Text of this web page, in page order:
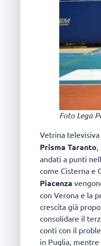
Foto Lega
Vetrina
Prisma Taranto,
andati a punti
come Cisterna e
Piacenza
con Verona e la
crescita già
consolidare il
conti con il
in Puglia,